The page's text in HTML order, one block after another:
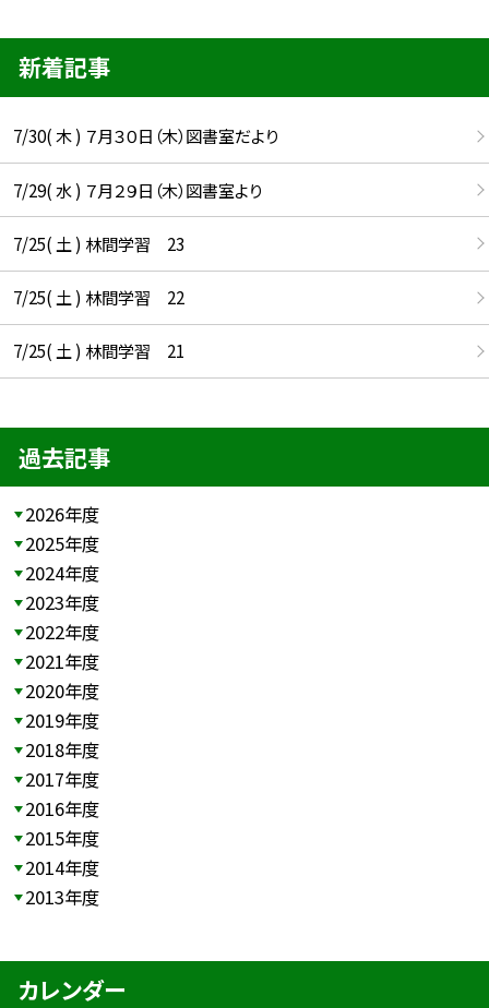
新着記事
7/30( 木 ) ７月３０日（木）図書室だより
7/29( 水 ) ７月２９日（木）図書室より
7/25( 土 ) 林間学習 23
7/25( 土 ) 林間学習 22
7/25( 土 ) 林間学習 21
過去記事
2026年度
2025年度
2024年度
2023年度
2022年度
2021年度
2020年度
2019年度
2018年度
2017年度
2016年度
2015年度
2014年度
2013年度
カレンダー